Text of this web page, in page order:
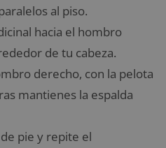
al piso.
hacia el hombro
de tu cabeza.
derecho, con la pelota
mantienes la espalda
pie y repite el